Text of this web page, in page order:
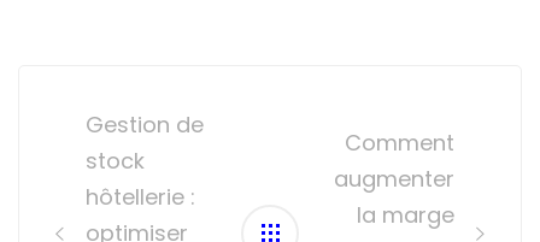
navigationGestion de
stock
hôtellerie :
optimiser
Comment
augmenter
la marge